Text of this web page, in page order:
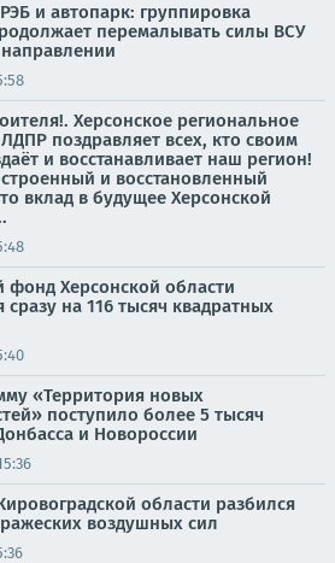
и автопарк: группировка
перемалывать силы ВСУ
Херсонское региональное
поздравляет всех, кто своим
и восстанавливает наш регион!
и восстановленный
вклад в будущее Херсонской
Херсонской области
сразу на 116 тысяч квадратных
«Территория новых
поступило более 5 тысяч
и Новороссии
области разбился
воздушных сил